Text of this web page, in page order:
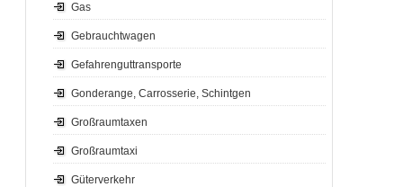
Gas
Gebrauchtwagen
Gefahrenguttransporte
Gonderange, Carrosserie, Schintgen
Großraumtaxen
Großraumtaxi
Güterverkehr